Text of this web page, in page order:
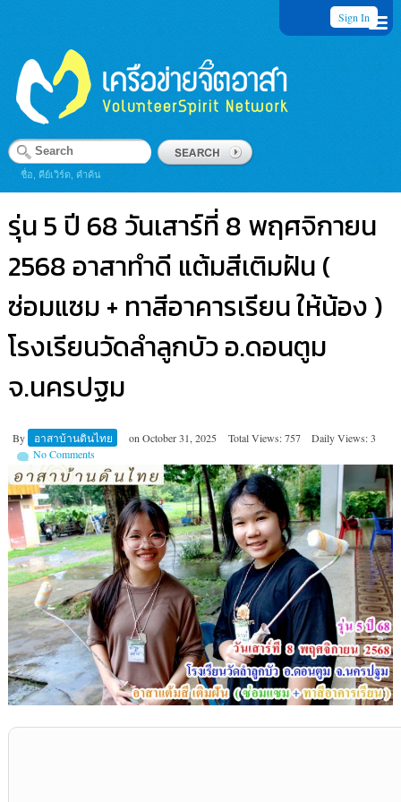
Sign In
ชื่อ, คีย์เวิร์ด, คำค้น
รุ่น 5 ปี 68 วันเสาร์ที่ 8 พฤศจิกายน
2568 อาสาทำดี แต้มสีเติมฝัน (
ซ่อมแซม + ทาสีอาคารเรียน ให้น้อง )
โรงเรียนวัดลำลูกบัว อ.ดอนตูม
จ.นครปฐม
By อาสาบ้านดินไทย on October 31, 2025 Total Views: 757
Daily Views: 3
No Comments